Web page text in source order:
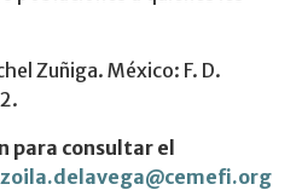
Zuñiga. México: F. D.
para consultar el
zoila.delavega@cemefi.org